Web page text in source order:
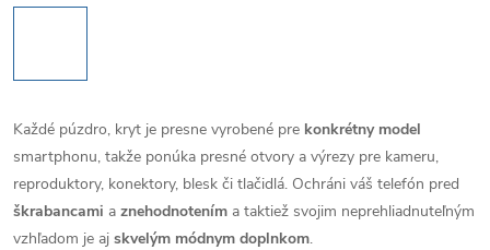
Každé púzdro, kryt je presne vyrobené pre konkrétny model
smartphonu, takže ponúka presné otvory a výrezy pre kameru,
reproduktory, konektory, blesk či tlačidlá. Ochráni váš telefón pred
škrabancami a znehodnotením a taktiež svojim neprehliadnuteľným
vzhľadom je aj skvelým módnym doplnkom.